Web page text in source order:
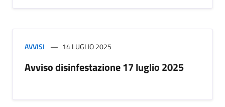
AVVISI 14 LUGLIO 2025
Avviso disinfestazione 17 luglio 2025